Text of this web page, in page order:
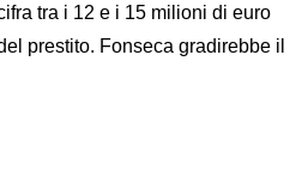
tra i 12 e i 15 milioni di euro
prestito. Fonseca gradirebbe il